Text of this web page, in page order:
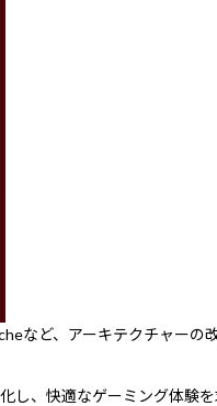
など、アーキテクチャー
、快適なゲーミング体験を